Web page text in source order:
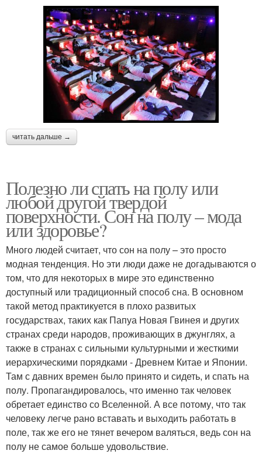
читать дальше →
Полезно ли спать на полу или
любой другой твердой
поверхности. Сон на полу – мода
или здоровье?
Много людей считает, что сон на полу – это просто
модная тенденция. Но эти люди даже не догадываются о
том, что для некоторых в мире это единственно
доступный или традиционный способ сна. В основном
такой метод практикуется в плохо развитых
государствах, таких как Папуа Новая Гвинея и других
странах среди народов, проживающих в джунглях, а
также в странах с сильными культурными и жесткими
иерархическими порядками - Древнем Китае и Японии.
Там с давних времен было принято и сидеть, и спать на
полу. Пропагандировалось, что именно так человек
обретает единство со Вселенной. А все потому, что так
человеку легче рано вставать и выходить работать в
поле, так же его не тянет вечером валяться, ведь сон на
полу не самое больше удовольствие.